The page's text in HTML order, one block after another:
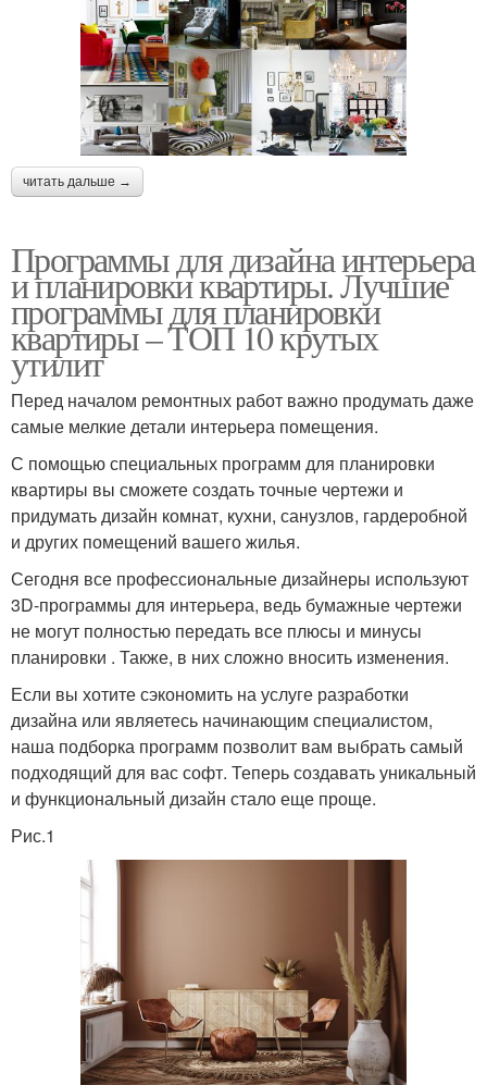
читать дальше →
Программы для дизайна интерьера
и планировки квартиры. Лучшие
программы для планировки
квартиры – ТОП 10 крутых
утилит
Перед началом ремонтных работ важно продумать даже
самые мелкие детали интерьера помещения.
С помощью специальных программ для планировки
квартиры вы сможете создать точные чертежи и
придумать дизайн комнат, кухни, санузлов, гардеробной
и других помещений вашего жилья.
Сегодня все профессиональные дизайнеры используют
3D-программы для интерьера, ведь бумажные чертежи
не могут полностью передать все плюсы и минусы
планировки . Также, в них сложно вносить изменения.
Если вы хотите сэкономить на услуге разработки
дизайна или являетесь начинающим специалистом,
наша подборка программ позволит вам выбрать самый
подходящий для вас софт. Теперь создавать уникальный
и функциональный дизайн стало еще проще.
Рис.1